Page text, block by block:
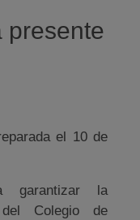
presente
el 10 de
garantizar la
Colegio de